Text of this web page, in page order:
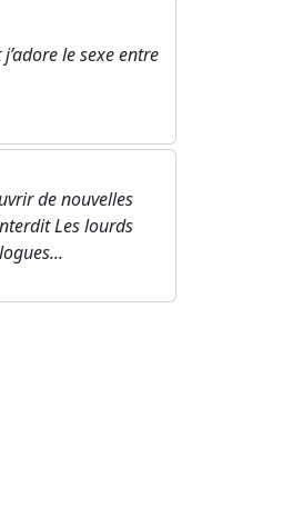
le sexe entre
de nouvelles
Les lourds